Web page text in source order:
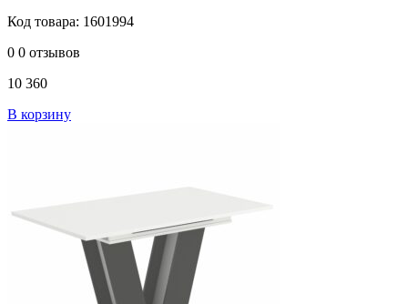
Код товара: 1601994
0 0 отзывов
10 360
В корзину